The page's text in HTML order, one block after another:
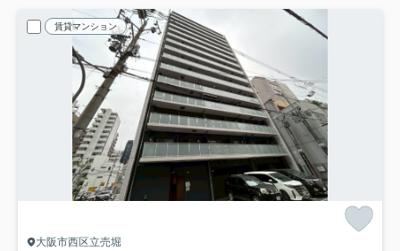
賃貸マンション
大阪市西区立売堀